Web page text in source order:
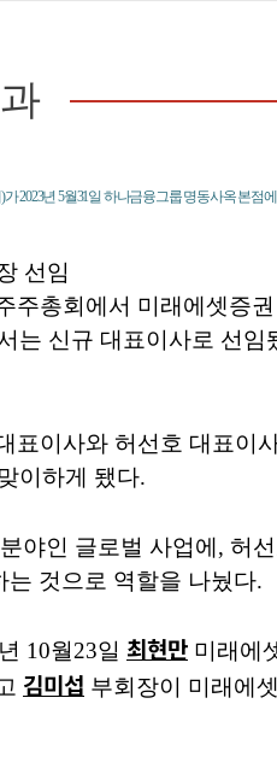
2023년 5월31일 하나금융그룹 명동사옥 본점
선임
주총회에서 미래에셋증
는 신규 대표이사로 선임
표이사와 허선호 대표이
이하게 됐다.
야인 글로벌 사업에, 허
것으로 역할을 나눴다.
10월23일 최현만 미래에
김미섭 부회장이 미래에